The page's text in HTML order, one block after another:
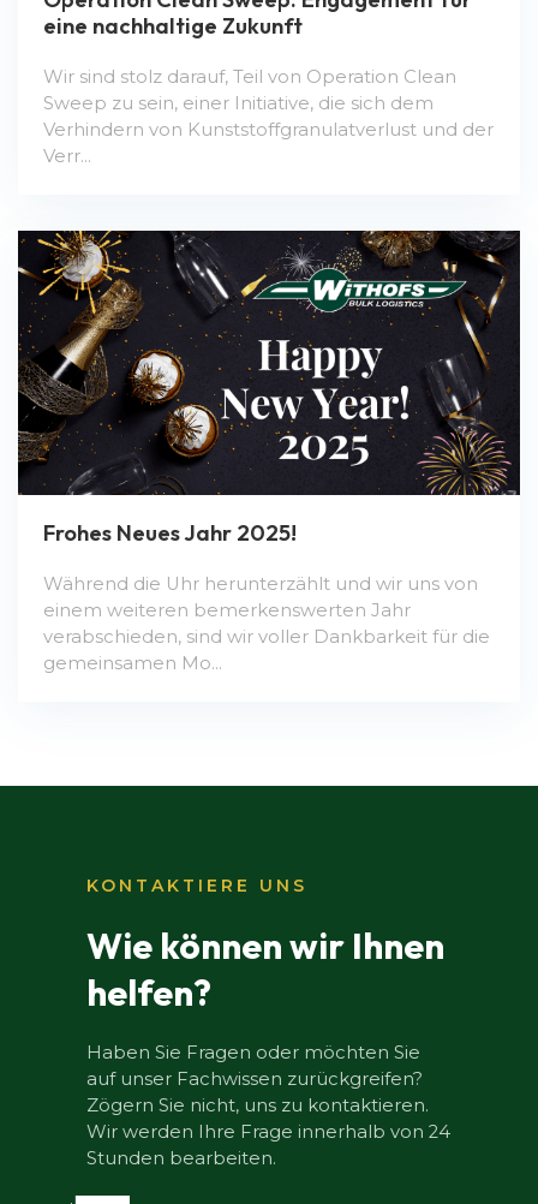
eine nachhaltige Zukunft
Wir sind stolz darauf, Teil von Operation Clean
Sweep zu sein, einer Initiative, die sich dem
Verhindern von Kunststoffgranulatverlust und der
Verr...
Frohes Neues Jahr 2025!
Während die Uhr herunterzählt und wir uns von
einem weiteren bemerkenswerten Jahr
verabschieden, sind wir voller Dankbarkeit für die
gemeinsamen Mo...
KONTAKTIERE UNS
Wie können wir Ihnen
helfen?
Haben Sie Fragen oder möchten Sie
auf unser Fachwissen zurückgreifen?
Zögern Sie nicht, uns zu kontaktieren.
Wir werden Ihre Frage innerhalb von 24
Stunden bearbeiten.